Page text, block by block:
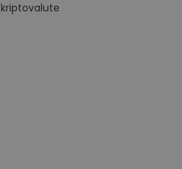
kriptovalute